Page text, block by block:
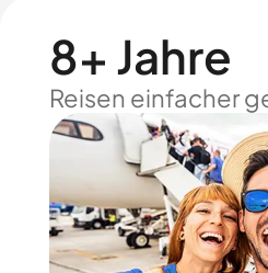
8+ Jahre
Reisen einfacher